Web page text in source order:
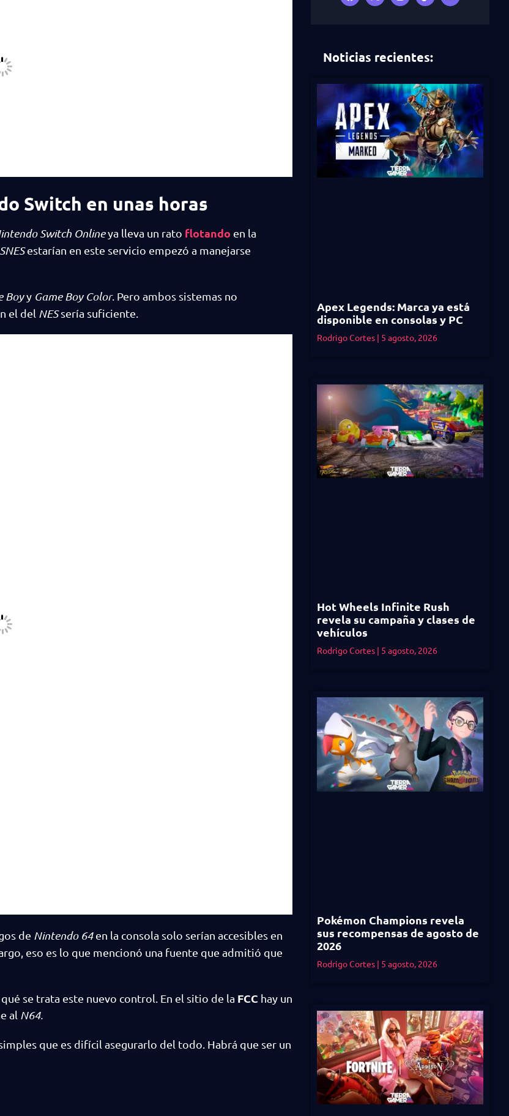
Switch en unas horas
Switch Onlineya lleva un rato flotando en la
SNESestarían en este servicio empezó a manejarse
Boyy Game Boy Color. Pero ambos sistemas no
el del NESsería suficiente.
de Nintendo 64en la consola solo serían accesibles en
eso es lo que mencionó una fuente que admitió que
se trata este nuevo control. En el sitio de la FCC hay un
al N64.
que es difícil asegurarlo del todo. Habrá que ser un
Noticias recientes:
Apex Legends: Marca ya está
disponible en consolas y PC
Rodrigo Cortes 5 agosto, 2026
Hot Wheels Infinite Rush
revela su campaña y clases de
vehículos
Rodrigo Cortes 5 agosto, 2026
Pokémon Champions revela
sus recompensas de agosto de
2026
Rodrigo Cortes 5 agosto, 2026